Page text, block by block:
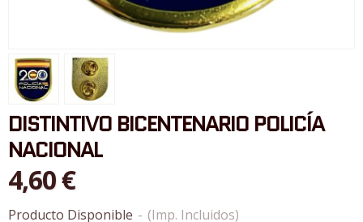
DISTINTIVO BICENTENARIO POLICÍA
NACIONAL
4,60 €
Producto Disponible - (Imp. Incluidos)